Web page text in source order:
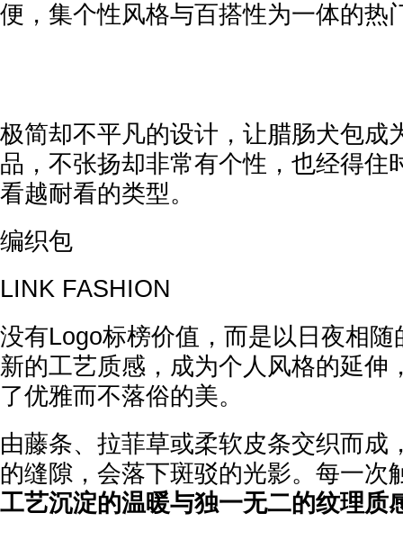
便，集个性风格与百搭性为一体的热
极简却不平凡的设计，让腊肠犬包成
品，不张扬却非常有个性，也经得住
看越耐看的类型。
编织包
LINK FASHION
没有Logo标榜价值，而是以日夜相
新的工艺质感，成为个人风格的延伸
了优雅而不落俗的美。
由藤条、拉菲草或柔软皮条交织而成
的缝隙，会落下斑驳的光影。每一次
工艺沉淀的温暖与独一无二的纹理质